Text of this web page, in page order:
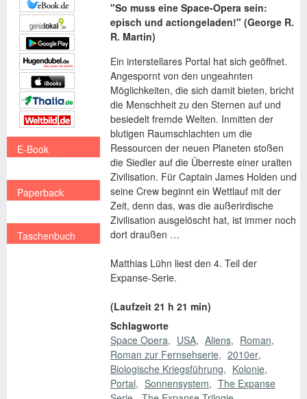
E-Book
Paperback
Taschenbuch
"So muss eine Space-Opera sein:
episch und actiongeladen!" (George R.
R. Martin)
Ein interstellares Portal hat sich geöffnet.
Angespornt von den ungeahnten
Möglichkeiten, die sich damit bieten, bricht
die Menschheit zu den Sternen auf und
besiedelt fremde Welten. Inmitten der
blutigen Raumschlachten um die
Ressourcen der neuen Planeten stoßen
die Siedler auf die Überreste einer uralten
Zivilisation. Für Captain James Holden und
seine Crew beginnt ein Wettlauf mit der
Zeit, denn das, was die außerirdische
Zivilisation ausgelöscht hat, ist immer noch
dort draußen …
Matthias Lühn liest den 4. Teil der
Expanse-Serie.
(Laufzeit 21 h 21 min)
Schlagworte
Space Opera
USA Aliens
Roman
Roman zur Fernsehserie
2010er
Biologische Kriegsführung
Kolonie
Portal
Sonnensystem
The Expanse